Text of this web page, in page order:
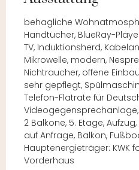
behagliche
Handtücher, BlueRay-
TV, Induktionsherd,
Mikrowelle, modern,
Nichtraucher, offene
sehr gepflegt,
Telefon-Flatrate für
Videogegensprechanlage,
2 Balkone, 5. Etage,
auf Anfrage, Balkon,
Hauptenergieträger: KWK
Vorderhaus